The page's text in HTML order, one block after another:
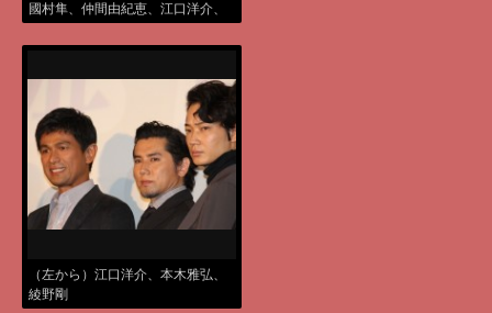
國村隼、仲間由紀恵、江口洋介、
瀬匡
（左から）江口洋介、本木雅弘、
綾野剛